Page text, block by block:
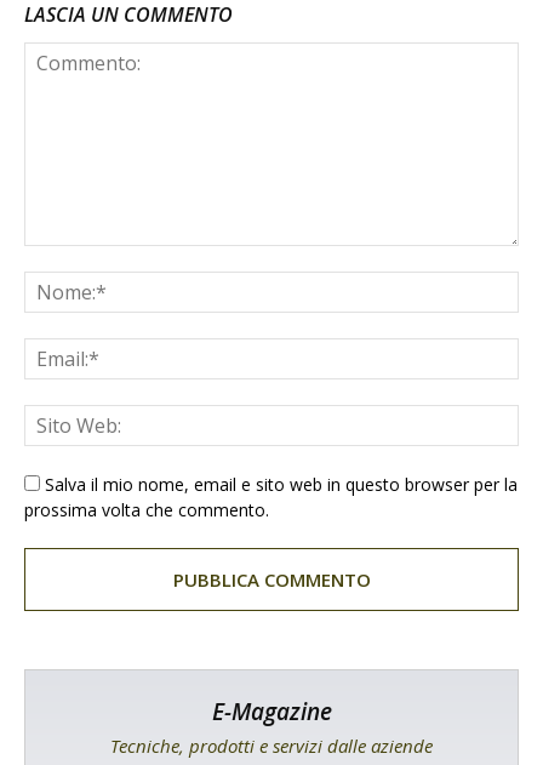
LASCIA UN COMMENTO
Salva il mio nome, email e sito web in questo browser per la
prossima volta che commento.
E-Magazine
Tecniche, prodotti e servizi dalle aziende